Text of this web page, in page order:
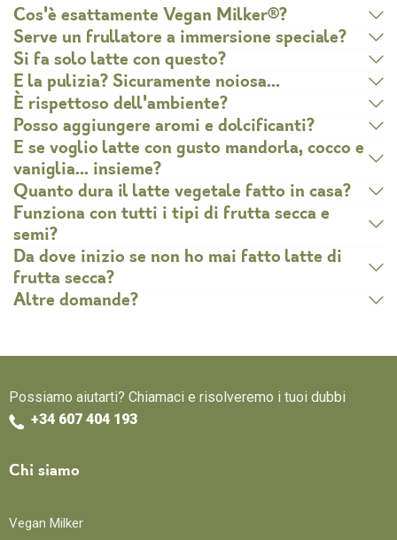
Cos'è esattamente Vegan Milker®?
Serve un frullatore a immersione speciale?
Si fa solo latte con questo?
E la pulizia? Sicuramente noiosa…
È rispettoso dell'ambiente?
Posso aggiungere aromi e dolcificanti?
E se voglio latte con gusto mandorla, cocco e
vaniglia… insieme?
Quanto dura il latte vegetale fatto in casa?
Funziona con tutti i tipi di frutta secca e
semi?
Da dove inizio se non ho mai fatto latte di
frutta secca?
Altre domande?
Possiamo aiutarti? Chiamaci e risolveremo i tuoi dubbi
+34 607 404 193
Chi siamo
Vegan Milker